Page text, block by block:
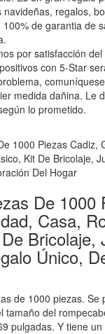
navideñas, regalos,
de garantia de
por satisfacción del
con 5-Star
medida dañina. Le
lo prometido.
De 1000
Casa,
Bricolaje,
Único,
de 1000 piezas.
tamaño del
pulgadas. Y tiene